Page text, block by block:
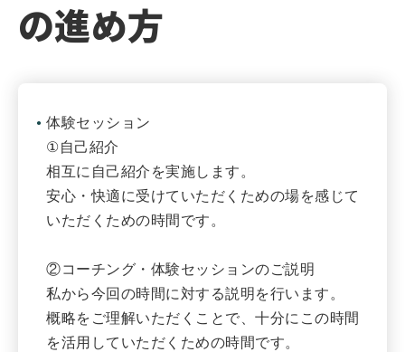
の進め方
体験セッション
①自己紹介
相互に自己紹介を実施します。
安心・快適に受けていただくための場を感じて
いただくための時間です。
②コーチング・体験セッションのご説明
私から今回の時間に対する説明を行います。
概略をご理解いただくことで、十分にこの時間
を活用していただくための時間です。